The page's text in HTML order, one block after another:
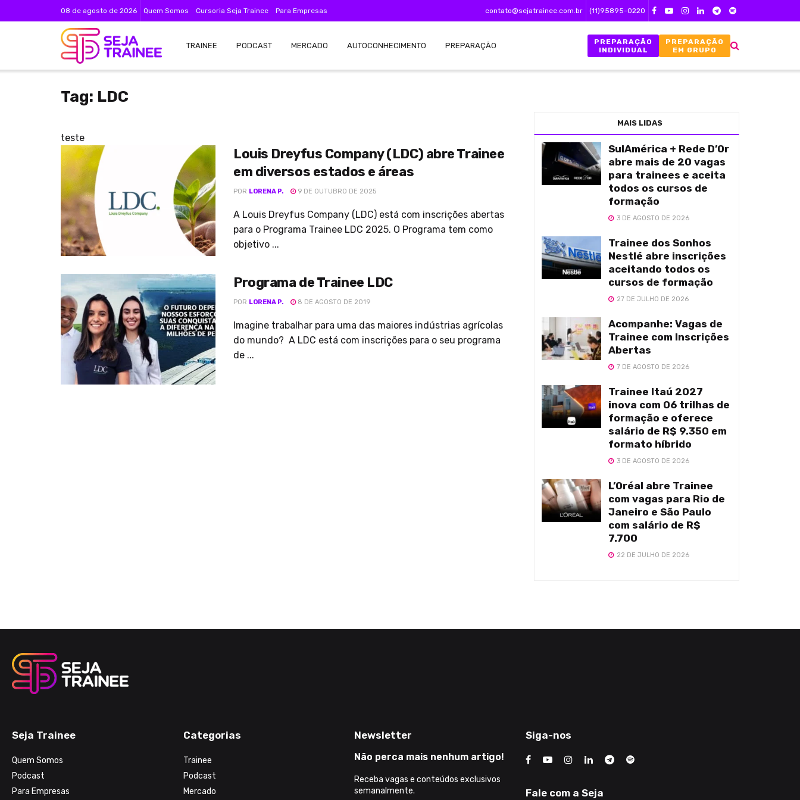
08 de agosto de 2026 Quem Somos Cursoria Seja Trainee Para Empresas contato@sejatrainee.com.br (11)95895-0220
TRAINEE PODCAST MERCADO AUTOCONHECIMENTO PREPARAÇÃO
PREPARAÇÃO
INDIVIDUAL
PREPARAÇÃO
EM GRUPO
Tag: LDC
teste
Louis Dreyfus Company (LDC) abre Trainee
em diversos estados e áreas
POR LORENA P. 9 DE OUTUBRO DE 2025
A Louis Dreyfus Company (LDC) está com inscrições abertas
para o Programa Trainee LDC 2025. O Programa tem como
objetivo ...
Programa de Trainee LDC
POR LORENA P. 8 DE AGOSTO DE 2019
Imagine trabalhar para uma das maiores indústrias agrícolas
do mundo? A LDC está com inscrições para o seu programa
de ...
MAIS LIDAS
SulAmérica + Rede D’Or
abre mais de 20 vagas
para trainees e aceita
todos os cursos de
formação
3 DE AGOSTO DE 2026
Trainee dos Sonhos
Nestlé abre inscrições
aceitando todos os
cursos de formação
27 DE JULHO DE 2026
Acompanhe: Vagas de
Trainee com Inscrições
Abertas
7 DE AGOSTO DE 2026
Trainee Itaú 2027
inova com 06 trilhas de
formação e oferece
salário de R$ 9.350 em
formato híbrido
3 DE AGOSTO DE 2026
L’Oréal abre Trainee
com vagas para Rio de
Janeiro e São Paulo
com salário de R$
7.700
22 DE JULHO DE 2026
Seja Trainee
Quem Somos
Podcast
Para Empresas
Categorias
Trainee
Podcast
Mercado
Newsletter
Não perca mais nenhum artigo!
Receba vagas e conteúdos exclusivos
semanalmente.
Siga-nos
Fale com a Seja